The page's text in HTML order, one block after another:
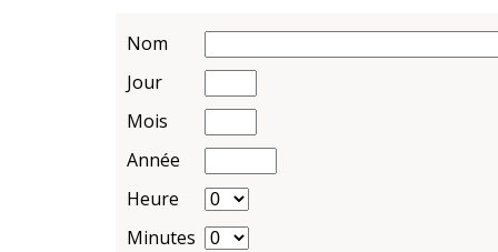
Nom
Jour
Mois
Année
Heure
Minutes